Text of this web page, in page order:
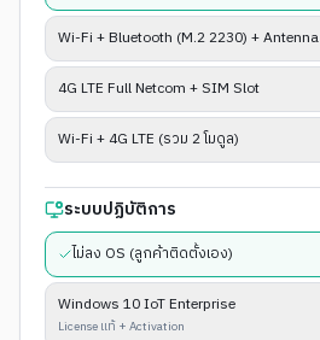
Wi-Fi + Bluetooth (M.2 2230) + Antenna
4G LTE Full Netcom + SIM Slot
Wi-Fi + 4G LTE (รวม 2 โมดูล)
ระบบปฏิบัติการ
ไม่ลง OS (ลูกค้าติดตั้งเอง)
Windows 10 IoT Enterprise
License แท้ + Activation